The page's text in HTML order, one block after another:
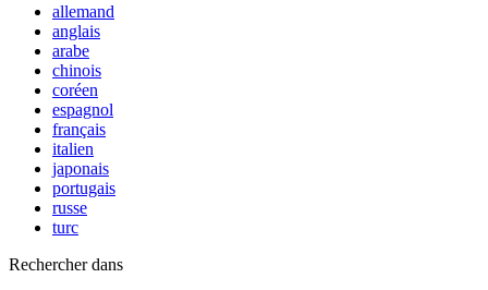
allemand
anglais
arabe
chinois
coréen
espagnol
français
italien
japonais
portugais
russe
turc
Rechercher dans